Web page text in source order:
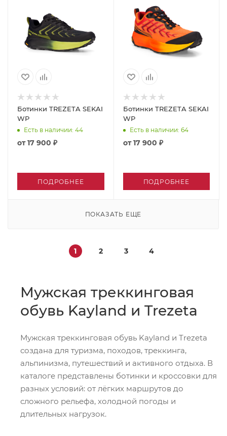
Ботинки TREZETA SEKAI
WP
Есть в наличии: 44
от17 900 ₽
ПОДРОБНЕЕ
Ботинки TREZETA SEKAI
WP
Есть в наличии: 64
от17 900 ₽
ПОДРОБНЕЕ
ПОКАЗАТЬ ЕЩЕ
1 2 3 4
Мужская треккинговая
обувь Kayland и Trezeta
Мужская треккинговая обувь Kayland и Trezeta
создана для туризма, походов, треккинга,
альпинизма, путешествий и активного отдыха. В
каталоге представлены ботинки и кроссовки для
разных условий: от лёгких маршрутов до
сложного рельефа, холодной погоды и
длительных нагрузок.